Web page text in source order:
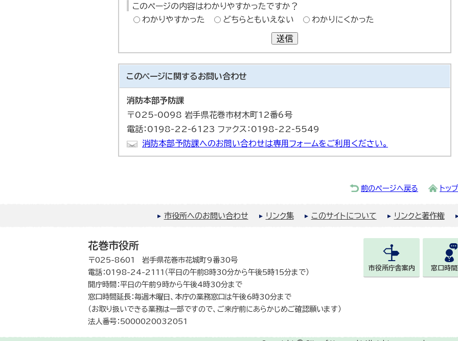
このページの内容はわかりやすかったですか？
わかりやすかった
どちらともいえない わかりにくかった
送信
このページに関するお問い合わせ
消防本部予防課
〒025-0098 岩手県花巻市材木町12番6号
電話：0198-22-6123 ファクス：0198-22-5549
消防本部予防課へのお問い合わせは専用フォームをご利用ください。
前のページへ戻る トッ
市役所へのお問い合わせ リンク集 このサイトについて リンクと著作権
花巻市役所
〒025-8601 岩手県花巻市花城町9番30号
電話：0198-24-2111（平日の午前8時30分から午後5時15分まで）
開庁時間：平日の午前9時から午後4時30分まで
窓口時間延長：毎週木曜日、本庁の業務窓口は午後6時30分まで
（お取り扱いできる業務は一部ですので、ご来庁前にあらかじめご確認願います）
法人番号：5000020032051
市役所庁舎案内 窓口時